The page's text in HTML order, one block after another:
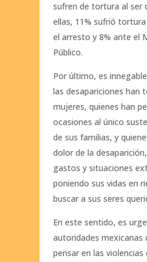
sufren de tortura al ser
ellas, 11% sufrió
el arresto y 8% ante el
Público.
Por último, es
las desapariciones han
mujeres, quienes han
ocasiones al único
de sus familias, y
dolor de la
gastos y situaciones
poniendo sus vidas en
buscar a sus seres
En este sentido, es
autoridades mexicanas
pensar en las violencias